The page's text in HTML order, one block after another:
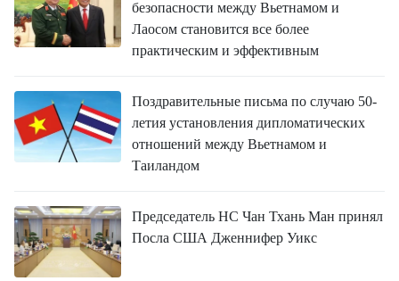
безопасности между Вьетнамом и
Лаосом становится все более
практическим и эффективным
Поздравительные письма по случаю 50-
летия установления дипломатических
отношений между Вьетнамом и
Таиландом
Председатель НС Чан Тхань Ман принял
Посла США Дженнифер Уикс